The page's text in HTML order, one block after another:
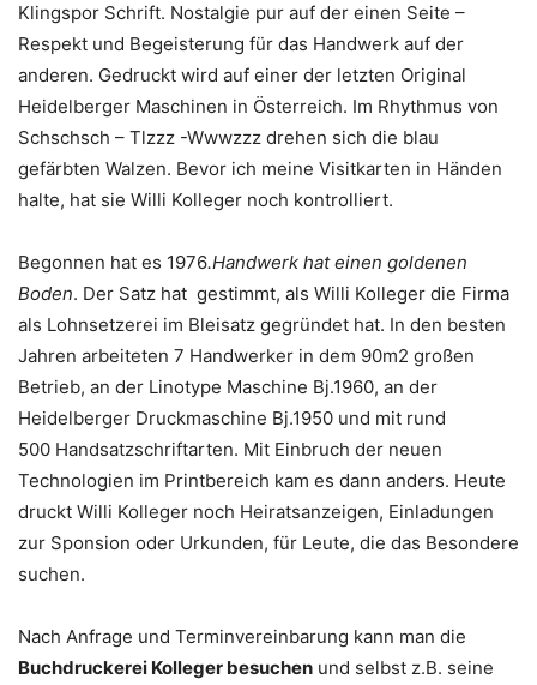
Klingspor Schrift. Nostalgie pur auf der einen Seite –
Respekt und Begeisterung für das Handwerk auf der
anderen. Gedruckt wird auf einer der letzten Original
Heidelberger Maschinen in Österreich. Im Rhythmus von
Schschsch – Tlzzz -Wwwzzz drehen sich die blau
gefärbten Walzen. Bevor ich meine Visitkarten in Händen
halte, hat sie Willi Kolleger noch kontrolliert.
Begonnen hat es 1976.Handwerk hat einen goldenen
Boden. Der Satz hat gestimmt, als Willi Kolleger die Firma
als Lohnsetzerei im Bleisatz gegründet hat. In den besten
Jahren arbeiteten 7 Handwerker in dem 90m2 großen
Betrieb, an der Linotype Maschine Bj.1960, an der
Heidelberger Druckmaschine Bj.1950 und mit rund
500 Handsatzschriftarten. Mit Einbruch der neuen
Technologien im Printbereich kam es dann anders. Heute
druckt Willi Kolleger noch Heiratsanzeigen, Einladungen
zur Sponsion oder Urkunden, für Leute, die das Besondere
suchen.
Nach Anfrage und Terminvereinbarung kann man die
Buchdruckerei Kolleger besuchen und selbst z.B. seine